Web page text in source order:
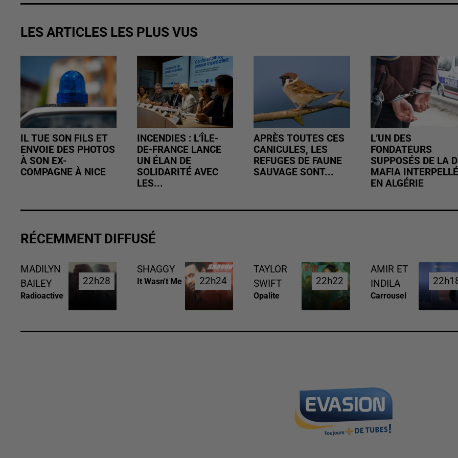
LES ARTICLES LES PLUS VUS
IL TUE SON FILS ET
ENVOIE DES PHOTOS
À SON EX-
COMPAGNE À NICE
INCENDIES : L’ÎLE-
DE-FRANCE LANCE
UN ÉLAN DE
SOLIDARITÉ AVEC
LES...
APRÈS TOUTES CES
CANICULES, LES
REFUGES DE FAUNE
SAUVAGE SONT...
L’UN DES
FONDATEURS
SUPPOSÉS DE LA
MAFIA INTERPELLÉ
EN ALGÉRIE
RÉCEMMENT DIFFUSÉ
MADILYN
BAILEY
Radioactive
22h28
22h28
SHAGGY
It Wasn't Me 22h24
22h24
TAYLOR
SWIFT
Opalite
22h22
22h22
AMIR ET
INDILA
Carrousel